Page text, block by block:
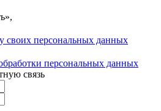
своих персональных данных
персональных данных
связь